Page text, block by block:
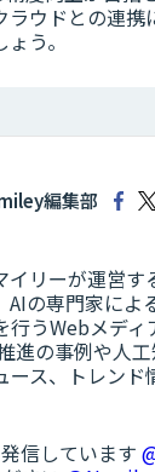
ラウドとの連携
う。
編集部
イリーが運営す
AIの専門家によ
行うWebメディ
進の事例や人
ース、トレンド
信しています